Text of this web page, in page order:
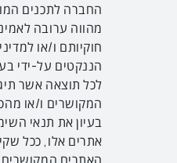
החברה לתכנים
מהווה ערובה
חוקיותם ו/או
הננקטים על-ידי
לכל תוצאה אשר
המקושרים ו/או
בעיון את תנאי
אתרים אלו, ככל